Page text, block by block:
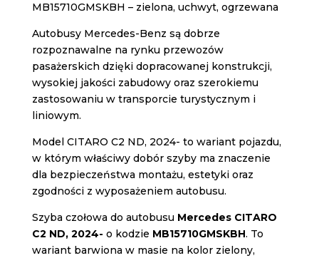
MB15710GMSKBH – zielona, uchwyt, ogrzewana
Autobusy Mercedes-Benz są dobrze
rozpoznawalne na rynku przewozów
pasażerskich dzięki dopracowanej konstrukcji,
wysokiej jakości zabudowy oraz szerokiemu
zastosowaniu w transporcie turystycznym i
liniowym.
Model CITARO C2 ND, 2024- to wariant pojazdu,
w którym właściwy dobór szyby ma znaczenie
dla bezpieczeństwa montażu, estetyki oraz
zgodności z wyposażeniem autobusu.
Szyba czołowa do autobusu Mercedes CITARO
C2 ND, 2024- o kodzie MB15710GMSKBH. To
wariant barwiona w masie na kolor zielony,